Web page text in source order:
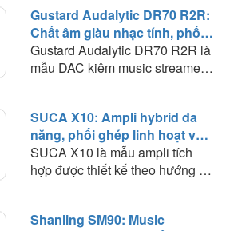
Gustard Audalytic DR70 R2R:
Chất âm giàu nhạc tính, phối
ghép linh hoạt trong hệ thống
nghe nhạc số
Gustard Audalytic DR70 R2R là
mẫu DAC kiêm music streamer
duy trì chất lượng giải mã ở mức
cao. Thay vì phải sử dụng riêng
network streamer và DAC, DR70
tích hợp cả hai chức năng trong
trúc R2R discrete cho PCM, kết
SUCA X10: Ampli hybrid đa
năng, phối ghép linh hoạt và
chất âm giàu màu sắc
SUCA X10 là mẫu ampli tích
hợp được thiết kế theo hướng đa
năng gồm DAC, preamp sử
Shanling SM90: Music